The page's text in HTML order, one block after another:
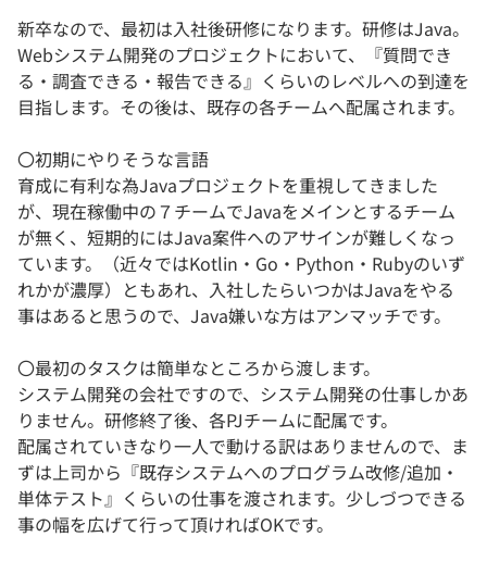
新卒なので、最初は入社後研修になります。研修はJava。
Webシステム開発のプロジェクトにおいて、『質問でき
る・調査できる・報告できる』くらいのレベルへの到達を
目指します。その後は、既存の各チームへ配属されます。
〇初期にやりそうな言語
育成に有利な為Javaプロジェクトを重視してきました
が、現在稼働中の７チームでJavaをメインとするチーム
が無く、短期的にはJava案件へのアサインが難しくなっ
ています。（近々ではKotlin・Go・Python・Rubyのいず
れかが濃厚）ともあれ、入社したらいつかはJavaをやる
事はあると思うので、Java嫌いな方はアンマッチです。
〇最初のタスクは簡単なところから渡します。
システム開発の会社ですので、システム開発の仕事しかあ
りません。研修終了後、各PJチームに配属です。
配属されていきなり一人で動ける訳はありませんので、ま
ずは上司から『既存システムへのプログラム改修/追加・
単体テスト』くらいの仕事を渡されます。少しづつできる
事の幅を広げて行って頂ければOKです。